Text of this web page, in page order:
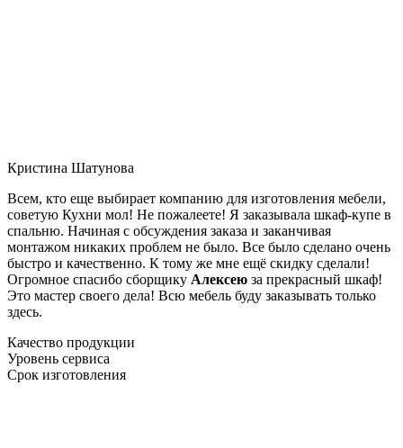
Кристина Шатунова
Всем, кто еще выбирает компанию для изготовления мебели,
советую Кухни мол! Не пожалеете! Я заказывала шкаф-купе в
спальню. Начиная с обсуждения заказа и заканчивая
монтажом никаких проблем не было. Все было сделано очень
быстро и качественно. К тому же мне ещё скидку сделали!
Огромное спасибо сборщику Алексею за прекрасный шкаф!
Это мастер своего дела! Всю мебель буду заказывать только
здесь.
Качество продукции
Уровень сервиса
Срок изготовления